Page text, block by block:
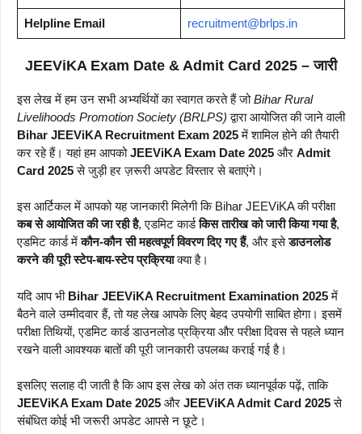
Helpline Email recruitment@brlps.in
JEEViKA Exam Date & Admit Card 2025 – जारी
इस लेख में हम उन सभी अभ्यर्थियों का स्वागत करते हैं जोBihar Rural
Livelihoods Promotion Society (BRLPS) द्वारा आयोजित की जाने वाली
Bihar JEEViKA Recruitment Exam 2025में शामिल होने की तैयारी
कर रहे हैं। यहां हम आपकोJEEViKA Exam Date 2025 और Admit
Card 2025से जुड़ी हर ज़रूरी अपडेट विस्तार से बताएंगे।
इस आर्टिकल में आपको यह जानकारी मिलेगी कि Bihar JEEViKA की परीक्षा
कब से आयोजित की जा रही है, एडमिट कार्डकिस तारीख को जारी किया गया है,
एडमिट कार्ड मेंकौन-कौन सी महत्वपूर्ण विवरण दिए गए हैं, और इसेडाउनलोड
करने की पूरी स्टेप-बाय-स्टेप प्रक्रियाक्या है।
यदि आप भी Bihar JEEViKA Recruitment Examination 2025में
बैठने वाले उम्मीदवार हैं, तो यह लेख आपके लिए बेहद उपयोगी साबित होगा। इसमें
परीक्षा तिथियों, एडमिट कार्ड डाउनलोड प्रक्रिया और परीक्षा दिवस से पहले ध्यान
रखने वाली आवश्यक बातों की पूरी जानकारी उपलब्ध कराई गई है।
इसलिए सलाह दी जाती है कि आप इस लेख को अंत तक ध्यानपूर्वक पढ़ें, ताकि
JEEViKA Exam Date 2025 और JEEViKA Admit Card 2025से
संबंधित कोई भी जरूरी अपडेट आपसे न छूटे।